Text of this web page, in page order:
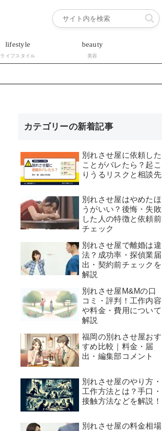
lifestyle
ライフスタイル
beauty
美容
カテゴリーの新着記事
別れさせ屋に依頼した
ことがバレたら？起こ
りうるリスクと相談先
別れさせ屋はやめたほ
うがいい？後悔・失敗
した人の特徴と依頼前
チェック
別れさせ屋で離婚は違
法？成功率・探偵業届
出・契約前チェックを
解説
別れさせ屋M&Mの口
コミ・評判！工作内容
や料金・費用について
解説
福岡の別れさせ屋おす
すめ比較｜料金・届
出・編集部コメント
別れさせ屋のやり方・
工作方法とは？手口・
接触方法などを解説！
別れさせ屋の料金相場